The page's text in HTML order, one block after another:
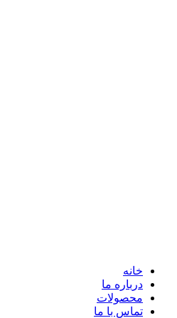
خانه
درباره ما
محصولات
تماس با ما